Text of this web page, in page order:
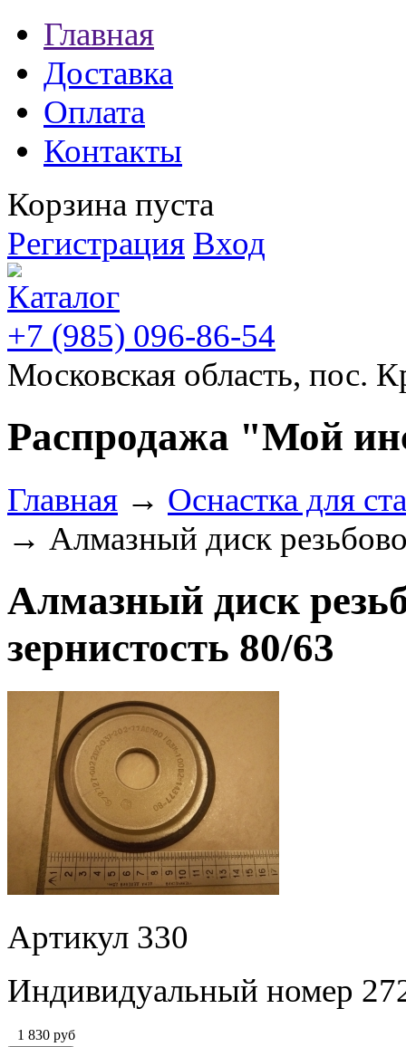
Главная
Доставка
Оплата
Контакты
Корзина пуста
Регистрация Вход
+7 (985) 096-86-54
Московская область, пос.
Распродажа "Мой
Главная → Оснастка для
→ Алмазный диск
Алмазный диск
зернистость 80/63
Артикул 330
Индивидуальный номер
1 830 руб